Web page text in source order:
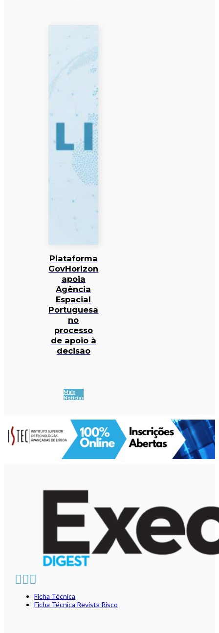
Plataforma
GovHorizon
apoia
Agência
Espacial
Portuguesa
no
processo
de apoio à
decisão
Mais
Notícias
Ficha Técnica
Ficha Técnica Revista Risco